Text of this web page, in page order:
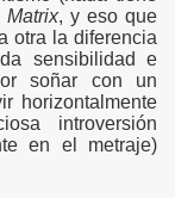
Matrix, y eso que
otra la diferencia
sensibilidad e
soñar con un
horizontalmente
introversión
en el metraje)